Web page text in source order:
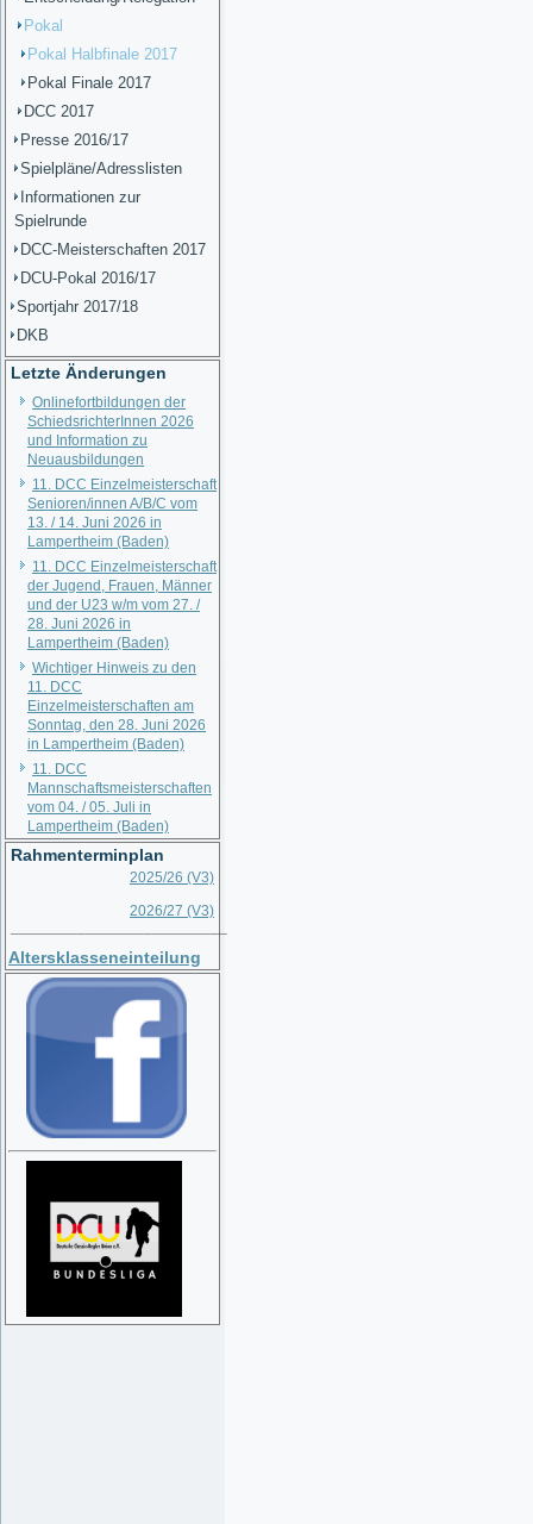
Pokal
Pokal Halbfinale 2017
Pokal Finale 2017
DCC 2017
Presse 2016/17
Spielpläne/Adresslisten
Informationen zur
Spielrunde
DCC-Meisterschaften 2017
DCU-Pokal 2016/17
Sportjahr 2017/18
DKB
Letzte Änderungen
Onlinefortbildungen der
SchiedsrichterInnen 2026
und Information zu
Neuausbildungen
11. DCC Einzelmeisterschaft
Senioren/innen A/B/C vom
13. / 14. Juni 2026 in
Lampertheim (Baden)
11. DCC Einzelmeisterschaft
der Jugend, Frauen, Männer
und der U23 w/m vom 27. /
28. Juni 2026 in
Lampertheim (Baden)
Wichtiger Hinweis zu den
11. DCC
Einzelmeisterschaften am
Sonntag, den 28. Juni 2026
in Lampertheim (Baden)
11. DCC
Mannschaftsmeisterschaften
vom 04. / 05. Juli in
Lampertheim (Baden)
Rahmenterminplan
2025/26 (V3)
2026/27 (V3)
Altersklasseneinteilung